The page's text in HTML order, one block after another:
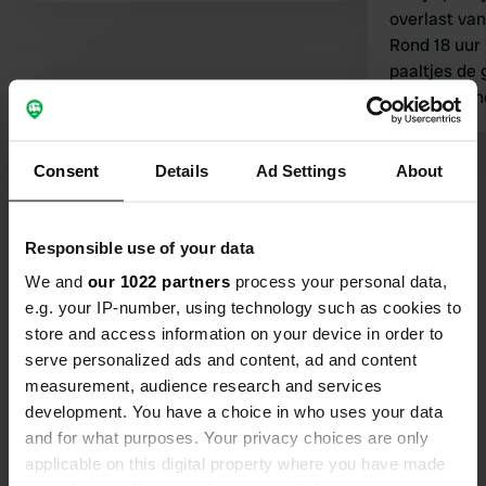
Consent Details Ad Settings About
Responsible use of your data
We and our 1022 partners process your personal data,
e.g. your IP-number, using technology such as cookies to
store and access information on your device in order to
serve personalized ads and content, ad and content
measurement, audience research and services
development. You have a choice in who uses your data
and for what purposes. Your privacy choices are only
applicable on this digital property where you have made
overlast
Rond 18
paaltjes de
zeven de
later/
Bekijk alle 53 reviews
Ben jij hier geweest?
Contact
Locatie